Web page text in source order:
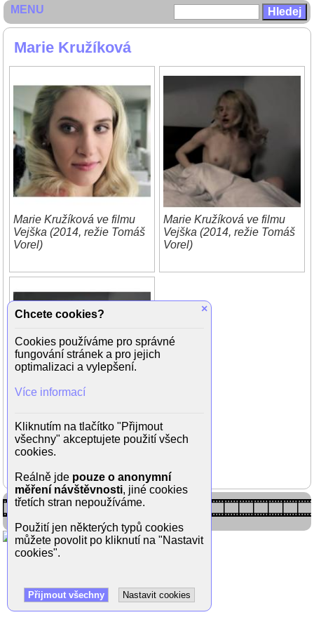
Marie Kružíková
Marie Kružíková ve filmu
Vejška (2014, režie Tomáš
Vorel)
Marie Kružíková ve filmu
Vejška (2014, režie Tomáš
Vorel)
Marie Kružíková ve filmu
Vejška (2014, režie Tomáš
Vorel)
MENU
×
Chcete cookies?
Cookies používáme pro správné
fungování stránek a pro jejich
optimalizaci a vylepšení.
Více informací
Kliknutím na tlačítko "Přijmout
všechny" akceptujete použití všech
cookies.
Reálně jde pouze o anonymní
měření návštěvnosti, jiné cookies
třetích stran nepoužíváme.
Použití jen některých typů cookies
můžete povolit po kliknutí na "Nastavit
cookies".
Přijmout všechny Nastavit cookies